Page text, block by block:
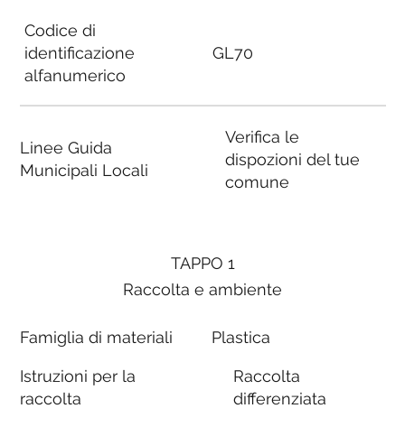
Codice di
identificazione
alfanumerico
Linee Guida
Municipali Locali
GL70
Verifica le
dispozioni del tue
comune
TAPPO 1
Raccolta e ambiente
Famiglia di materiali
Istruzioni per la
raccolta
Plastica
Raccolta
differenziata